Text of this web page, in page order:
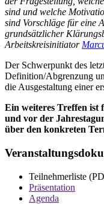
sind und welche
sind Vorschläge für eine
grundsätzlicher
Arbeitskreisinitiator
Der Schwerpunkt des
Definition/Abgrenzung
die Ausgestaltung einer
Ein weiteres Treffen ist
und vor der
über den konkreten
Teilnehmerliste
Präsentation
Agenda